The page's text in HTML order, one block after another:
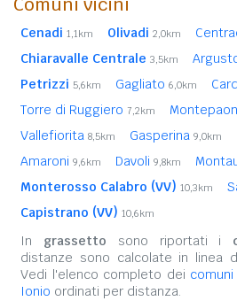
Comuni vicini
Cenadi 1,1km Olivadi 2,0km
Chiaravalle Centrale 3,5km
Petrizzi 5,6km Gagliato 6,0km
Torre di Ruggiero 7,2km
Vallefiorita 8,5km Gasperina 9,0km
Amaroni 9,6km Davoli 9,8km
Monterosso Calabro (VV) 10,3km
Capistrano (VV) 10,6km
In grassetto sono riportati i
distanze sono calcolate in linea
Vedi l'elenco completo dei
Ionio ordinati per distanza.